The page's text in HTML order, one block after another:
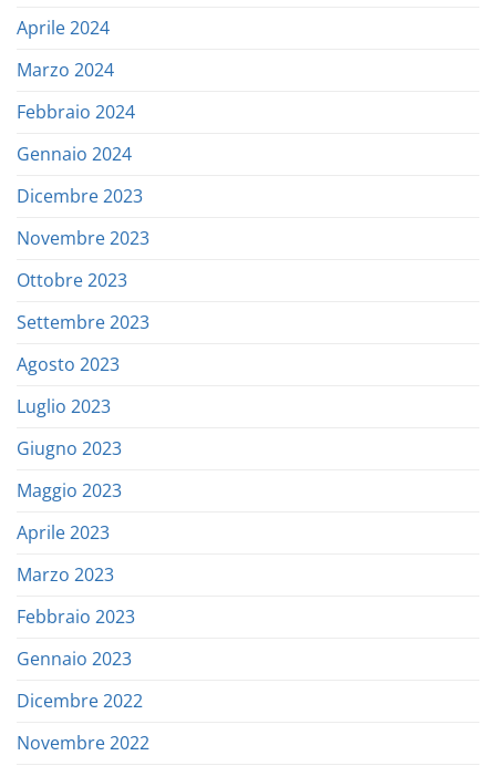
Aprile 2024
Marzo 2024
Febbraio 2024
Gennaio 2024
Dicembre 2023
Novembre 2023
Ottobre 2023
Settembre 2023
Agosto 2023
Luglio 2023
Giugno 2023
Maggio 2023
Aprile 2023
Marzo 2023
Febbraio 2023
Gennaio 2023
Dicembre 2022
Novembre 2022